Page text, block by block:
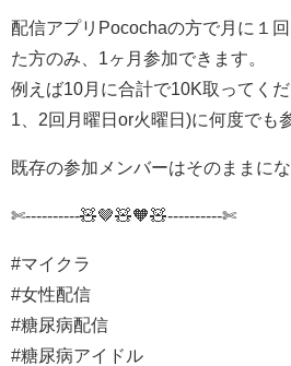
配信アプリPocochaの方で月に１
た方のみ、1ヶ月参加できます。
例えば10月に合計で10K取ってく
1、2回月曜日or火曜日)に何度でも
既存の参加メンバーはそのままにな
✄----------🧸🤎🧸🧡🧸---------‐✄
#マイクラ
#女性配信
#糖尿病配信
#糖尿病アイドル